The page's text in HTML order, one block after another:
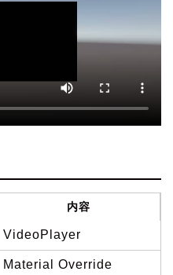
内容
VideoPlayer
Material Override